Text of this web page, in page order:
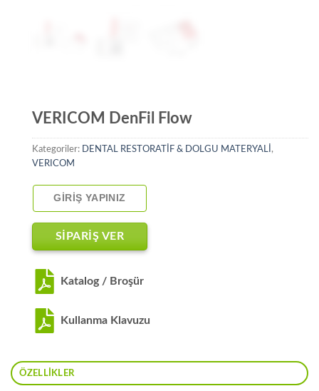
VERICOM DenFil Flow
Kategoriler: DENTAL RESTORATİF & DOLGU MATERYALİ ,
VERICOM
GIRIŞ YAPINIZ
SİPARİŞ VER
Katalog / Broşür
Kullanma Klavuzu
ÖZELLIKLER